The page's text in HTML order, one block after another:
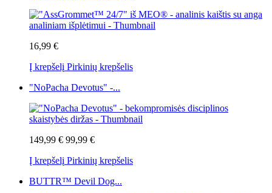
16,99 €
Į krepšelį Pirkinių krepšelis
"NoPacha Devotus" -...
149,99 € 99,99 €
Į krepšelį Pirkinių krepšelis
BUTTR™ Devil Dog...